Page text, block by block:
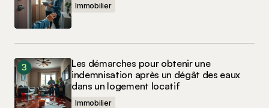
Immobilier
Les démarches pour obtenir une
indemnisation après un dégât des eaux
dans un logement locatif
Immobilier